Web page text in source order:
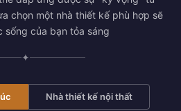
chọn một nhà thiết kế phù hợp sẽ
sống của bạn tỏa sáng
✦
Nhà thiết kế nội thất